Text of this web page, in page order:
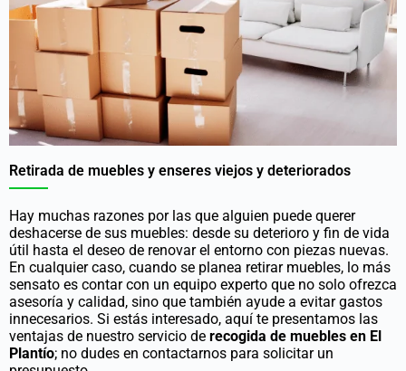
Retirada de muebles y enseres viejos y deteriorados
Hay muchas razones por las que alguien puede querer
deshacerse de sus muebles: desde su deterioro y fin de vida
útil hasta el deseo de renovar el entorno con piezas nuevas.
En cualquier caso, cuando se planea retirar muebles, lo más
sensato es contar con un equipo experto que no solo ofrezca
asesoría y calidad, sino que también ayude a evitar gastos
innecesarios. Si estás interesado, aquí te presentamos las
ventajas de nuestro servicio de recogida de muebles en El
Plantío; no dudes en contactarnos para solicitar un